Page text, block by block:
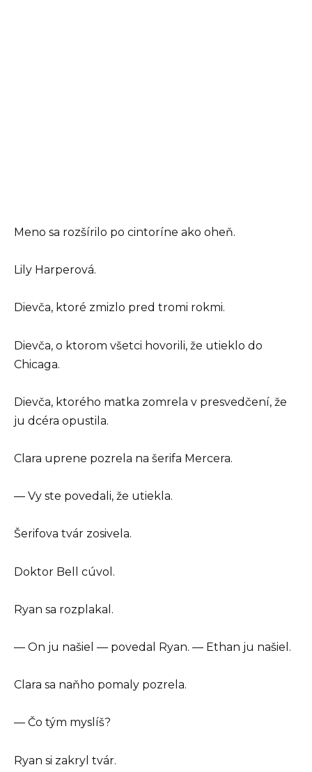
Meno sa rozšírilo po cintoríne ako oheň.
Lily Harperová.
Dievča, ktoré zmizlo pred tromi rokmi.
Dievča, o ktorom všetci hovorili, že utieklo do
Chicaga.
Dievča, ktorého matka zomrela v presvedčení, že
ju dcéra opustila.
Clara uprene pozrela na šerifa Mercera.
— Vy ste povedali, že utiekla.
Šerifova tvár zosivela.
Doktor Bell cúvol.
Ryan sa rozplakal.
— On ju našiel — povedal Ryan. — Ethan ju našiel.
Clara sa naňho pomaly pozrela.
— Čo tým myslíš?
Ryan si zakryl tvár.